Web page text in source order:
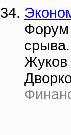
Форум
Жуков